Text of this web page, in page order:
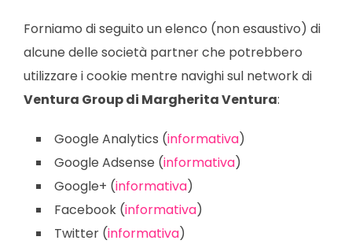
Forniamo di seguito un elenco (non esaustivo) di
alcune delle società partner che potrebbero
utilizzare i cookie mentre navighi sul network di
Ventura Group di Margherita Ventura:
Google Analytics (informativa)
Google Adsense (informativa)
Google+ (informativa)
Facebook (informativa)
Twitter (informativa)